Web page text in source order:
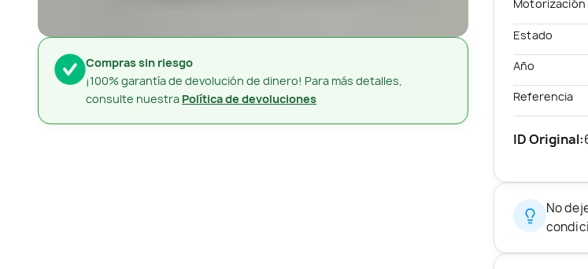
Compras sin riesgo
¡100% garantía de devolución de dinero! Para más detalles,
consulte nuestra Política de devoluciones
Motorización
Estado
Año
Referencia
ID Original:
No